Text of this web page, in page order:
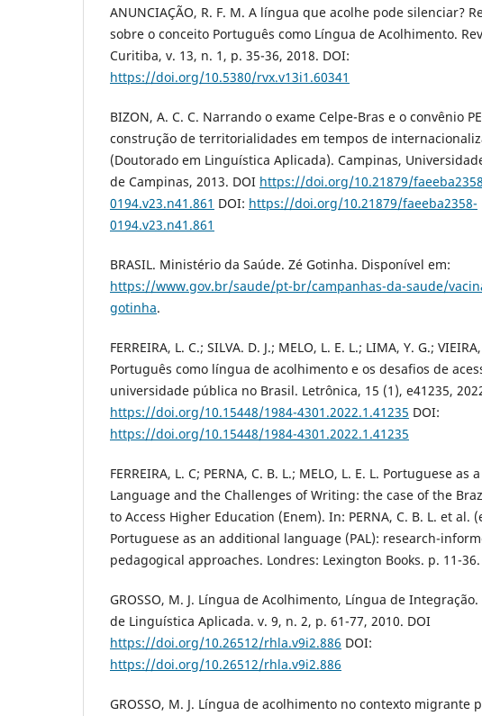
ANUNCIAÇÃO, R. F. M. A língua que acolhe pode silenciar?
sobre o conceito Português como Língua de Acolhimento.
Curitiba, v. 13, n. 1, p. 35-36, 2018. DOI:
https://doi.org/10.5380/rvx.v13i1.60341
BIZON, A. C. C. Narrando o exame Celpe-Bras e o convênio
construção de territorialidades em tempos de
(Doutorado em Linguística Aplicada). Campinas,
de Campinas, 2013. DOI https://doi.org/10.21879/
0194.v23.n41.861 DOI: https://doi.org/10.21879/faeeba2358-
0194.v23.n41.861
BRASIL. Ministério da Saúde. Zé Gotinha. Disponível em:
https://www.gov.br/saude/pt-br/campanhas-da-saude/
gotinha.
FERREIRA, L. C.; SILVA. D. J.; MELO, L. E. L.; LIMA, Y. G.;
Português como língua de acolhimento e os desafios de
universidade pública no Brasil. Letrônica, 15 (1), e41235,
https://doi.org/10.15448/1984-4301.2022.1.41235 DOI:
https://doi.org/10.15448/1984-4301.2022.1.41235
FERREIRA, L. C; PERNA, C. B. L.; MELO, L. E. L. Portuguese as
Language and the Challenges of Writing: the case of the
to Access Higher Education (Enem). In: PERNA, C. B. L. et al.
Portuguese as an additional language (PAL): research-
pedagogical approaches. Londres: Lexington Books. p. 11-36.
GROSSO, M. J. Língua de Acolhimento, Língua de
de Linguística Aplicada. v. 9, n. 2, p. 61-77, 2010. DOI
https://doi.org/10.26512/rhla.v9i2.886 DOI:
https://doi.org/10.26512/rhla.v9i2.886
GROSSO, M. J. Língua de acolhimento no contexto migrante